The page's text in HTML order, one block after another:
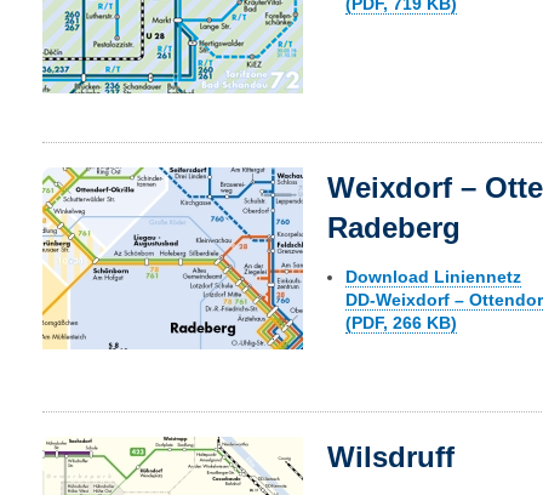
Weixdorf –
Radeberg
Download Liniennetz
DD-Weixdorf –
(PDF, 266 KB)
Wilsdruff